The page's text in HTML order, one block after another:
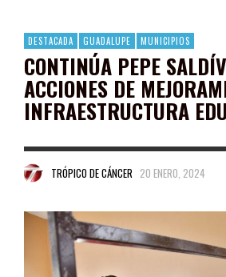
DESTACADA GUADALUPE MUNICIPIOS
CONTINÚA PEPE
ACCIONES DE
INFRAESTRUCTURA
TRÓPICO DE CÁNCER 20 ENERO, 2024